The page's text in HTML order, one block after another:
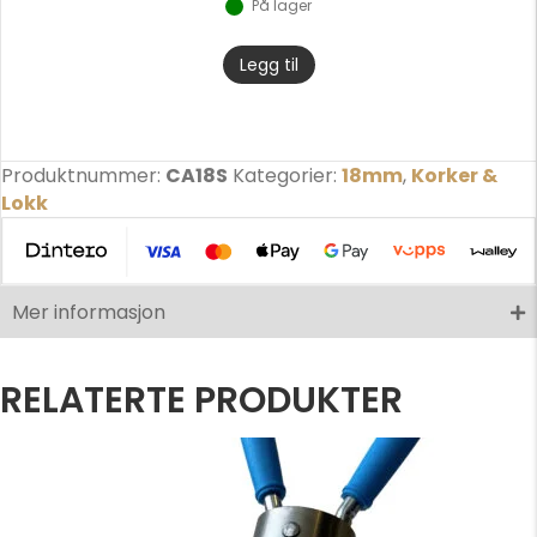
På lager
Legg til
produktet
Alternativene
på
produktsiden
Produktnummer: CA18S Kategorier: 18mm, Korker &
Lokk
Mer informasjon
RELATERTE PRODUKTER